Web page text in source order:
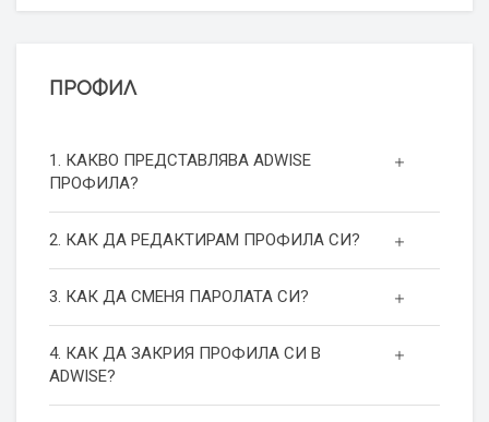
ПРОФИЛ
1. КАКВО ПРЕДСТАВЛЯВА ADWISE
ПРОФИЛА?
2. КАК ДА РЕДАКТИРАМ ПРОФИЛА СИ?
3. КАК ДА СМЕНЯ ПАРОЛАТА СИ?
4. КАК ДА ЗАКРИЯ ПРОФИЛА СИ В
ADWISE?